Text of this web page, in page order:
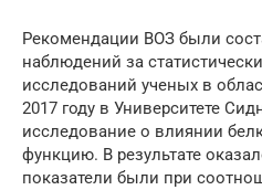
Рекомендации ВОЗ были
наблюдений за
исследований ученых в
2017 году в Университете
исследование о влиянии
функцию. В результате
показатели были при